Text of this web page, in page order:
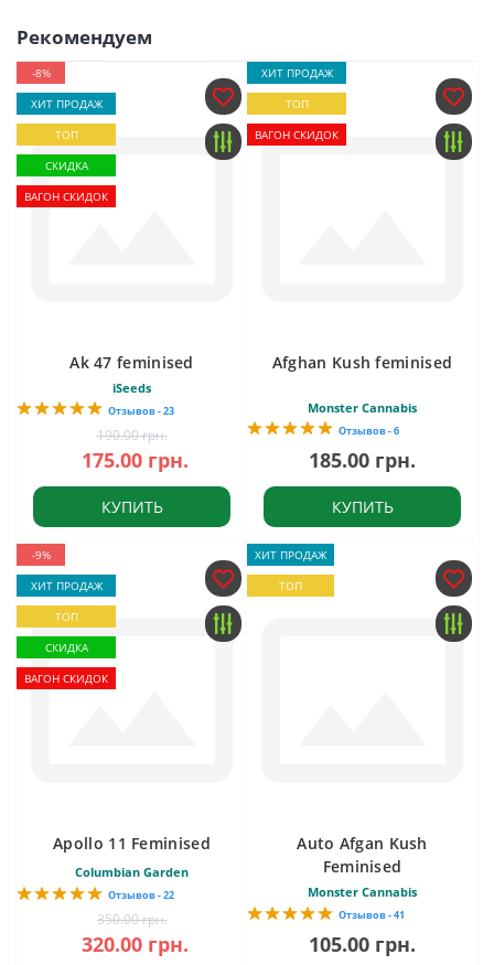
Рекомендуем
-8%
ХИТ ПРОДАЖ
ТОП
СКИДКА
ВАГОН СКИДОК
Ak 47 feminised
iSeeds
Отзывов - 23
190.00 грн.
175.00 грн.
КУПИТЬ
ХИТ ПРОДАЖ
ТОП
ВАГОН СКИДОК
Afghan Kush feminised
Monster Cannabis
Отзывов - 6
185.00 грн.
КУПИТЬ
-9%
ХИТ ПРОДАЖ
ТОП
СКИДКА
ВАГОН СКИДОК
Apollo 11 Feminised
Columbian Garden
Отзывов - 22
350.00 грн.
320.00 грн.
ХИТ ПРОДАЖ
ТОП
Auto Afgan Kush
Feminised
Monster Cannabis
Отзывов - 41
105.00 грн.